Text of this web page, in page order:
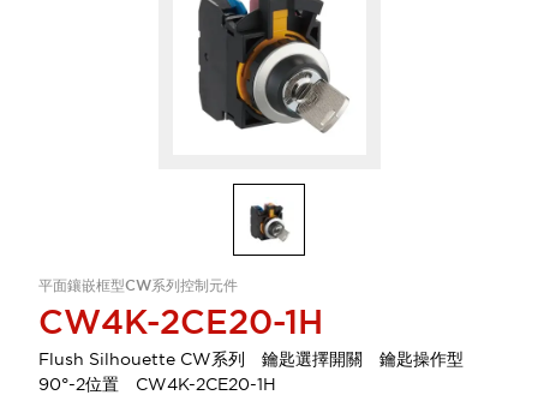
平面鑲嵌框型CW系列控制元件
CW4K-2CE20-1H
Flush Silhouette CW系列 鑰匙選擇開關 鑰匙操作型
90°-2位置 CW4K-2CE20-1H